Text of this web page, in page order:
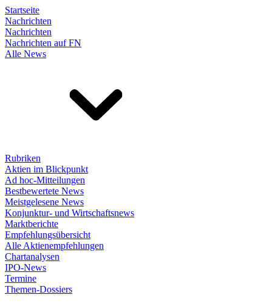
Startseite
Nachrichten
Nachrichten
Nachrichten auf FN
Alle News
Rubriken
Aktien im Blickpunkt
Ad hoc-Mitteilungen
Bestbewertete News
Meistgelesene News
Konjunktur- und Wirtschaftsnews
Marktberichte
Empfehlungsübersicht
Alle Aktienempfehlungen
Chartanalysen
IPO-News
Termine
Themen-Dossiers